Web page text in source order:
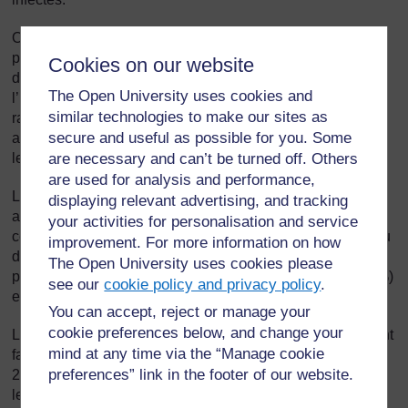
Cookies on our website
The Open University uses cookies and
similar technologies to make our sites as
secure and useful as possible for you. Some
are necessary and can’t be turned off. Others
are used for analysis and performance,
displaying relevant advertising, and tracking
your activities for personalisation and service
improvement. For more information on how
The Open University uses cookies please
see ourcookie policy and privacy policy.
You can accept, reject or manage your
cookie preferences below, and change your
mind at any time via the “Manage cookie
preferences” link in the footer of our website.
On a noté une régression légère de la proportion de la
population infectée dans la majorité des pays. Cependant,
dans trois pays du sud de l’Afrique où la fréquence de
l’infection des adultes par le VIH avait augmenté plus
rapidement qu’on ne l’imaginait possible, le taux demeure
au-dessus des 20 %. Ces pays sont le Botswana (24,8 %),
le Lesotho (23,6 %) et le Swaziland (25,9 %).
L’Afrique de l’Ouest et l’Afrique Centrale ont été moins
affectées par le VIH, mais la fréquence de l'infection dans
certains pays a augmenté progressivement jusqu’au milieu
des années 2000. On estime que la proportion de
personnes infectées dépasse les 5 % au Cameroun (5,3 %)
et au Gabon (5.2 %).
Le taux d’infection au niveau national est resté relativement
faible au Togo. Parmi les 15-49, le taux était de à 3,3 % en
2009. Mais les résultats d’autres recherches montrent que
les taux d’infection par le VIH varient beaucoup selon les